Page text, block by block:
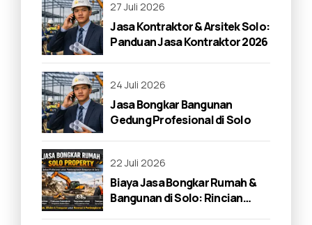
27 Juli 2026
Jasa Kontraktor & Arsitek Solo:
Panduan Jasa Kontraktor 2026
24 Juli 2026
Jasa Bongkar Bangunan
Gedung Profesional di Solo
22 Juli 2026
Biaya Jasa Bongkar Rumah &
Bangunan di Solo: Rincian